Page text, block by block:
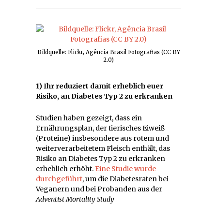
Bildquelle: Flickr, Agência Brasil Fotografias (CC BY
2.0)
1) Ihr reduziert damit erheblich euer
Risiko, an Diabetes Typ 2 zu erkranken
Studien haben gezeigt, dass ein
Ernährungsplan, der tierisches Eiweiß
(Proteine) insbesondere aus rotem und
weiterverarbeitetem Fleisch enthält, das
Risiko an Diabetes Typ 2 zu erkranken
erheblich erhöht. Eine Studie wurde
durchgeführt, um die Diabetesraten bei
Veganern und bei Probanden aus der
Adventist Mortality Study